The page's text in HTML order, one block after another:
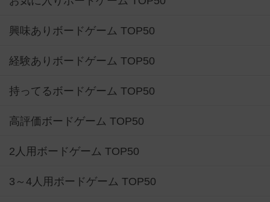
興味ありボードゲーム TOP50
経験ありボードゲーム TOP50
持ってるボードゲーム TOP50
高評価ボードゲーム TOP50
2人用ボードゲーム TOP50
3～4人用ボードゲーム TOP50